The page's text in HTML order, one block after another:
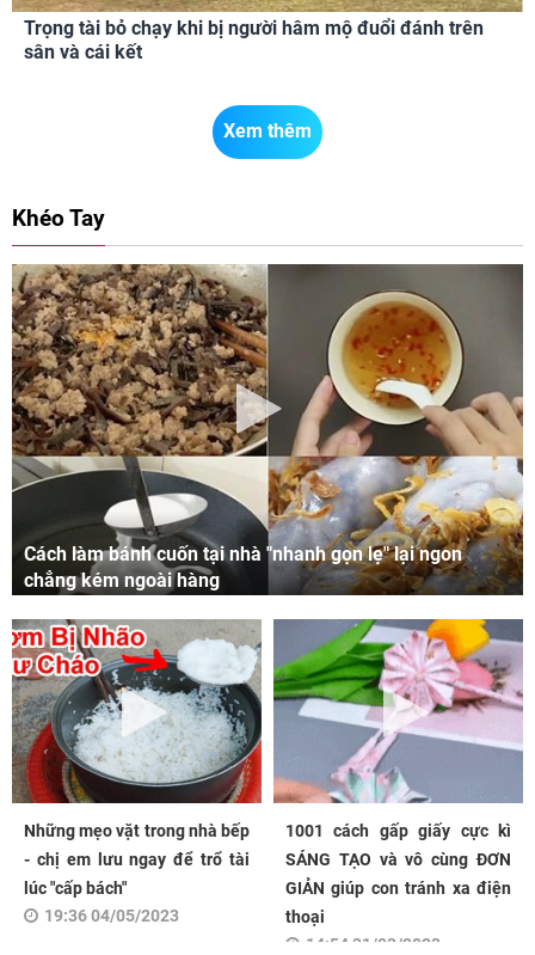
Trọng tài bỏ chạy khi bị người hâm mộ đuổi đánh trên
sân và cái kết
Xem thêm
Khéo Tay
Cách làm bánh cuốn tại nhà "nhanh gọn lẹ" lại ngon
chẳng kém ngoài hàng
Những mẹo vặt trong nhà bếp
- chị em lưu ngay để trổ tài
lúc "cấp bách"
19:36 04/05/2023
1001 cách gấp giấy cực kì
SÁNG TẠO và vô cùng ĐƠN
GIẢN giúp con tránh xa điện
thoại
14:54 31/03/2023